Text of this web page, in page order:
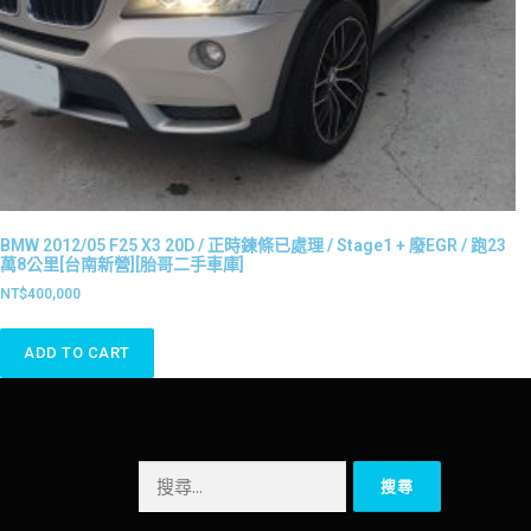
BMW 2012/05 F25 X3 20D / 正時鍊條已處理 / Stage1 + 廢EGR / 跑23
萬8公里[台南新營][胎哥二手車庫]
NT$400,000
ADD TO CART